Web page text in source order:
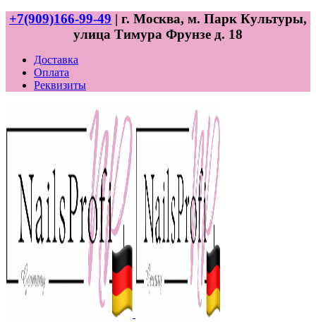
+7(909)166-99-49 | г. Москва, м. Парк Культуры,
улица Тимура Фрунзе д. 18
Доставка
Оплата
Реквизиты